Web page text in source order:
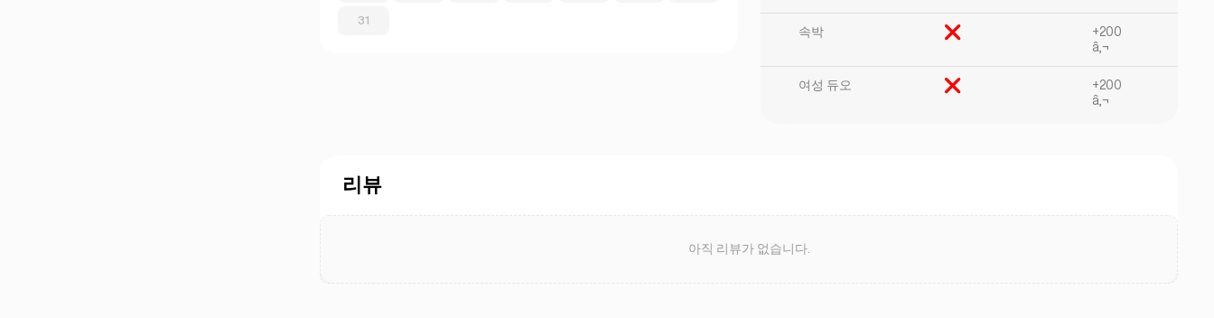
31
속박
+200
â‚¬
여성 듀오
+200
â‚¬
리뷰
아직 리뷰가 없습니다.